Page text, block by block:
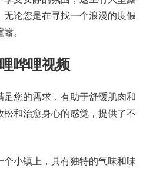
无论您是在寻找一个浪漫的度假
。
哗哩视频
您的需求，有助于舒缓肌肉和
松和治愈身心的感觉，提供了不
个小镇上，具有独特的气味和味